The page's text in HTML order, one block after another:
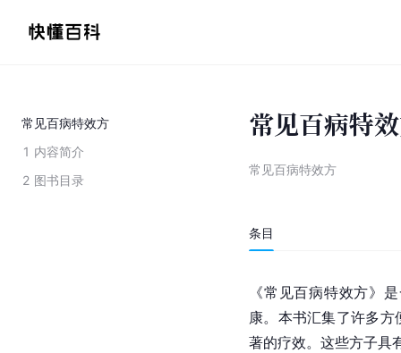
常见百病特效方
1 内容简介
2 图书目录
常见百病特
常见百病特效方
条目
《常见百病特效方》
康。本书汇集了许多
著的疗效。这些方子具